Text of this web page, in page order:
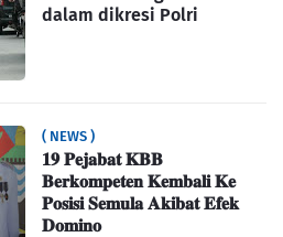
dalam dikresi Polri
( NEWS )
𝟏𝟗 𝐏𝐞𝐣𝐚𝐛𝐚𝐭 𝐊𝐁𝐁
𝐁𝐞𝐫𝐤𝐨𝐦𝐩𝐞𝐭𝐞𝐧 𝐊𝐞𝐦𝐛𝐚𝐥𝐢 𝐊𝐞
𝐏𝐨𝐬𝐢𝐬𝐢 𝐒𝐞𝐦𝐮𝐥𝐚 𝐀𝐤𝐢𝐛𝐚𝐭 𝐄𝐟𝐞𝐤
𝐃𝐨𝐦𝐢𝐧𝐨